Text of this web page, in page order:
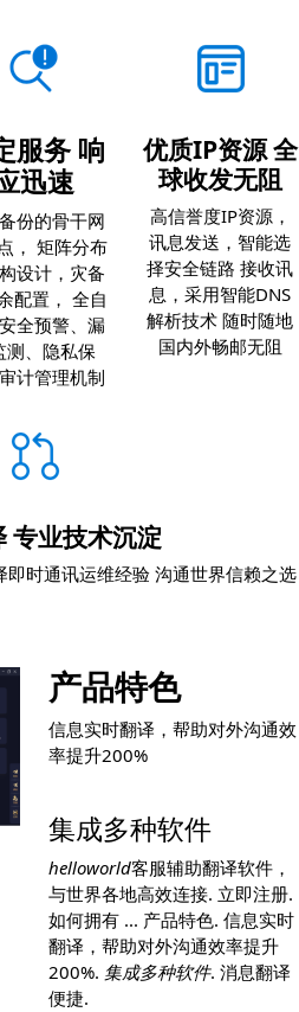
服务 响
迅速
份的骨干网
， 矩阵分布
设计，灾备
配置， 全自
全预警、漏
测、隐私保
计管理机制
优质IP资源全
球收发无阻
高信誉度IP资源，
讯息发送，智能选
择安全链路 接收讯
息，采用智能DNS
解析技术 随时随地
国内外畅邮无阻
专业技术沉淀
即时通讯运维经验 沟通世界信赖之选
产品特色
信息实时翻译，帮助对外沟通效
率提升200%
集成多种软件
helloworld客服辅助翻译软件，
与世界各地高效连接. 立即注册.
如何拥有 ... 产品特色. 信息实时
翻译，帮助对外沟通效率提升
200%. 集成多种软件. 消息翻译
便捷.